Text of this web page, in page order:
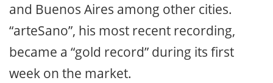
and Buenos Aires among other cities.
“arteSano”, his most recent recording,
became a “gold record” during its first
week on the market.